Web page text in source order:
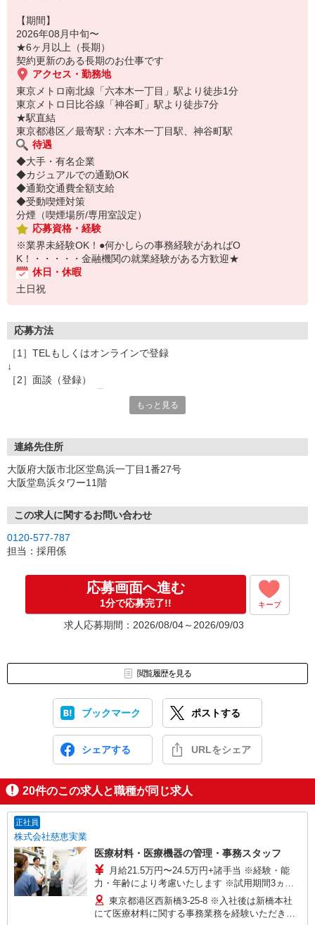
【期間】
2026年08月中旬〜
★6ヶ月以上（長期）
契約更新のある長期のお仕事です
アクセス・勤務地
東京メトロ南北線「六本木一丁目」駅より徒歩1分
東京メトロ日比谷線「神谷町」駅より徒歩7分
★駅直結
東京都港区／最寄駅：六本木一丁目駅、神谷町駅
待遇
◆大手・有名企業
◆カジュアルでの通勤OK
◆通勤交通費全額支給
◆受動喫煙対策
分煙（喫煙場所/専用室設定）
応募資格・経験
※業界未経験OK！●何かしらの事務経験があればO
K！・・・・・金融機関の就業経験がある方歓迎★
休日・休暇
土日祝
応募方法
［1］TELもしくはオンラインで登録
↓
［2］面談（登録）
［3］お仕事の紹介
ご希望条件に合うお仕事があればその他のお仕事もご紹介
↓
就業にあたっての手続きを行います。
↓
［5］お仕事スタート
出勤初日は営業担当が同行するので
※ご応募のタイミングによっては募集が終了している場合もござい
ます。予めご了承ください。
もっと見る
連絡先住所
大阪府大阪市北区堂島浜一丁目1番27号
大阪堂島浜タワー11階
この求人に関するお問い合わせ
0120-577-787
担当：採用係
応募画面へ進む
1分で応募完了!! キープ
求人応募期間：2026/08/04～2026/09/03
閲覧履歴を見る
ブックマーク ポストする
シェアする URLをシェア
20件のこの求人と職種が同じ求人
正社員
株式会社慈恵実業
医療材料・医療機器の管理・事務スタッフ
月給21.5万円〜24.5万円+諸手当 ※経験・能
力・年齢により考慮いたします ※試用期間3ヵ月
あり（期間中は月給20.5万円以上） ※賞与年2回
（昨年度実績 平均5ヶ月分） ■年収例■ 想定年収
375万円〜530万円※経験等考慮 ・20代：年収375
東京都港区西新橋3-25-8 ※入社後は新橋本社
にて医療材料に関する事務業務を経験いただきま